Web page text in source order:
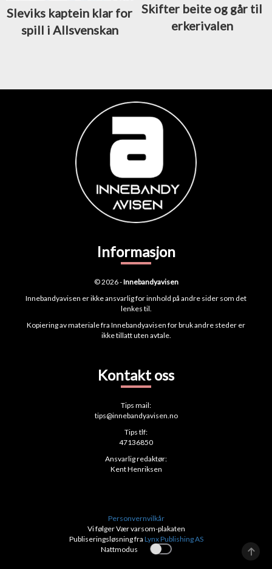
Sleviks kaptein klar for
spill i Allsvenskan
Skifter beite og går til
erkerivalen
Informasjon
© 2026 -Innebandyavisen
Innebandyavisen er ikke ansvarlig for innhold på andre sider som det
lenkes til.
Kopiering av materiale fra Innebandyavisen for bruk andre steder er
ikke tillatt uten avtale.
Kontakt oss
Tips mail:
tips@innebandyavisen.no
Tips tlf:
47136850
Ansvarlig redaktør:
Kent Henriksen
Personvernvilkår
Vi følger Vær varsom-plakaten
Publiseringsløsning fra Lynx Publishing AS
Nattmodus